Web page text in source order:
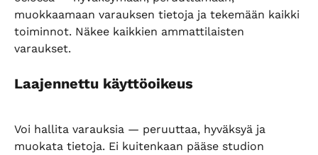
muokkaamaan varauksen tietoja ja tekemään kaikki
toiminnot. Näkee kaikkien ammattilaisten
varaukset.
Laajennettu käyttöoikeus
Voi hallita varauksia — peruuttaa, hyväksyä ja
muokata tietoja. Ei kuitenkaan pääse studion